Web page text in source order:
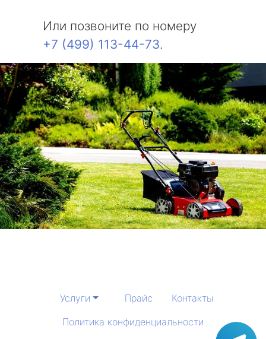
Или позвоните по номеру
+7 (499) 113-44-73.
Услуги Прайс
Контакты
Политика конфиденциальности